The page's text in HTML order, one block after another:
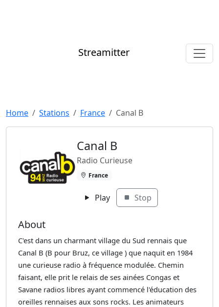
Streamitter
Home Stations France Canal B
Canal B
Radio Curieuse
France
Play Stop
About
C'est dans un charmant village du Sud rennais que
Canal B (B pour Bruz, ce village ) que naquit en 1984
une curieuse radio à fréquence modulée. Chemin
faisant, elle prit le relais de ses ainées Congas et
Savane radios libres ayant commencé l'éducation des
oreilles rennaises aux sons rocks. Les animateurs